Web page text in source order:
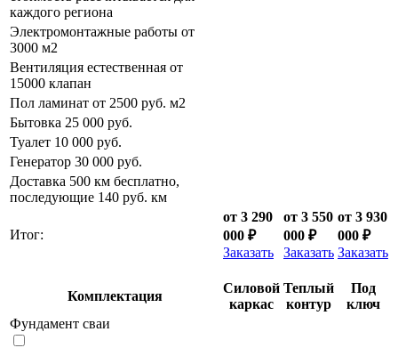
каждого региона
Электромонтажные работы от
3000 м2
Вентиляция естественная от
15000 клапан
Пол ламинат от 2500 руб. м2
Бытовка 25 000 руб.
Туалет 10 000 руб.
Генератор 30 000 руб.
Доставка 500 км бесплатно,
последующие 140 руб. км
Итог:
от 3 290
000 ₽
Заказать
от 3 550
000 ₽
Заказать
от 3 930
000 ₽
Заказать
Комплектация
Силовой
каркас
Теплый
контур
Под
ключ
Фундамент сваи